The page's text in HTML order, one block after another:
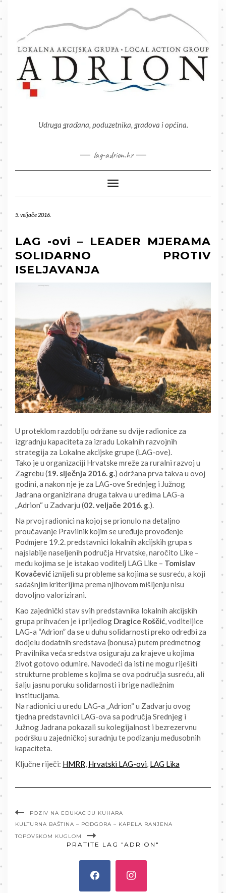
Skip
Udruga građana, poduzetnika, gradova i općina.
lag-adrion.hr
Toggle Navigation
5. veljače 2016.
LAG -ovi – LEADER MJERAMA
SOLIDARNO PROTIV
ISELJAVANJA
U proteklom razdoblju održane su dvije radionice za
izgradnju kapaciteta za izradu Lokalnih razvojnih
strategija za Lokalne akcijske grupe (LAG-ove).
Tako je u organizaciji Hrvatske mreže za ruralni razvoj u
Zagrebu (19. siječnja 2016. g.) održana prva takva u ovoj
godini, a nakon nje je za LAG-ove Srednjeg i Južnog
Jadrana organizirana druga takva u uredima LAG-a
„Adrion“ u Zadvarju (02. veljače 2016. g.).
Na prvoj radionici na kojoj se prionulo na detaljno
proučavanje Pravilnik kojim se uređuje provođenje
Podmjere 19.2. predstavnici lokalnih akcijskih grupa s
najslabije naseljenih područja Hrvatske, naročito Like –
među kojima se je istakao voditelj LAG Like – Tomislav
Kovačević iznijeli su probleme sa kojima se susreću, a koji
sadašnjim kriterijima prema njihovom mišljenju nisu
dovoljno valorizirani.
Kao zajednički stav svih predstavnika lokalnih akcijskih
grupa prihvaćen je i prijedlog Dragice Roščić, voditeljice
LAG-a “Adrion” da se u duhu solidarnosti preko odredbi za
dodjelu dodatnih sredstava (bonusa) putem predmetnog
Pravilnika veća sredstva osiguraju za krajeve u kojima
život gotovo odumire. Navodeći da isti ne mogu riješiti
strukturne probleme s kojima se ova područja susreću, ali
šalju jasnu poruku solidarnosti i brige nadležnim
institucijama.
Na radionici u uredu LAG-a „Adrion“ u Zadvarju ovog
tjedna predstavnici LAG-ova sa područja Srednjeg i
Južnog Jadrana pokazali su kolegijalnost i bezrezervnu
podršku u zajedničkoj suradnju te podizanju međusobnih
kapaciteta.
Ključne riječi: HMRR, Hrvatski LAG-ovi, LAG Lika
POZIV NA EDUKACIJU KUHARA
KULTURNA BAŠTINA – PODGORA – KAPELA RANJENA
TOPOVSKOM KUGLOM
PRATITE LAG "ADRION"